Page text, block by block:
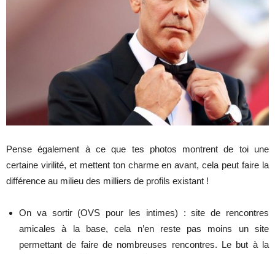
Pense également à ce que tes photos montrent de toi une
certaine virilité, et mettent ton charme en avant, cela peut faire la
différence au milieu des milliers de profils existant !
On va sortir (OVS pour les intimes) : site de rencontres
amicales à la base, cela n’en reste pas moins un site
permettant de faire de nombreuses rencontres. Le but à la